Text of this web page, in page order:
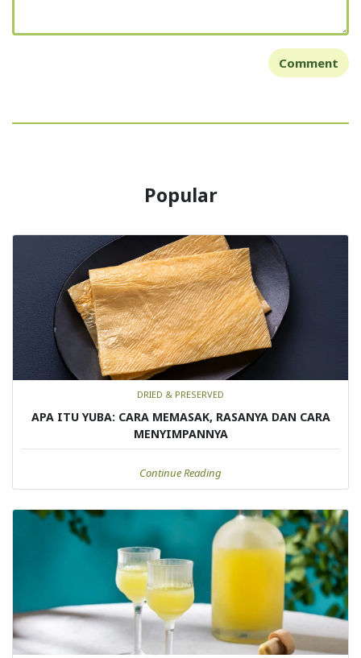
Comment
Popular
DRIED & PRESERVED
APA ITU YUBA: CARA MEMASAK, RASANYA DAN CARA
MENYIMPANNYA
Continue Reading